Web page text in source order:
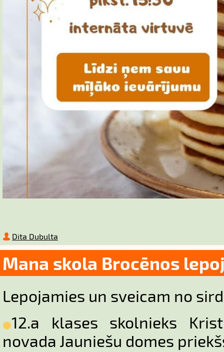
Dita Dubulta
Mana skola Brocēnos
Lepojamies un sveicam no
12.a klases skolnieks
novada Jauniešu domes